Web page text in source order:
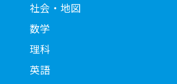
社会・地図
数学
理科
英語